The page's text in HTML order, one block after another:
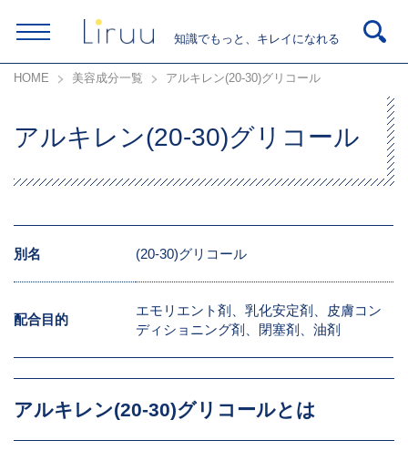
知識でもっと、キレイになれる
HOME 美容成分一覧 アルキレン(20-30)グリコール
アルキレン(20-30)グリコール
別名 (20-30)グリコール
配合目的
エモリエント剤、乳化安定剤、皮膚コン
ディショニング剤、閉塞剤、油剤
アルキレン(20-30)グリコールとは